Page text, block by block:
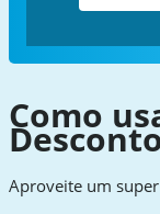
Como
Aproveite um